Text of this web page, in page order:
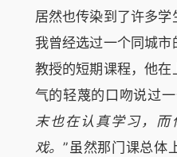
居然也传染到了许多学
我曾经选过一个同城
教授的短期课程，他
气的轻蔑的口吻说过一
末也在认真学习，
戏。”虽然那门课总体